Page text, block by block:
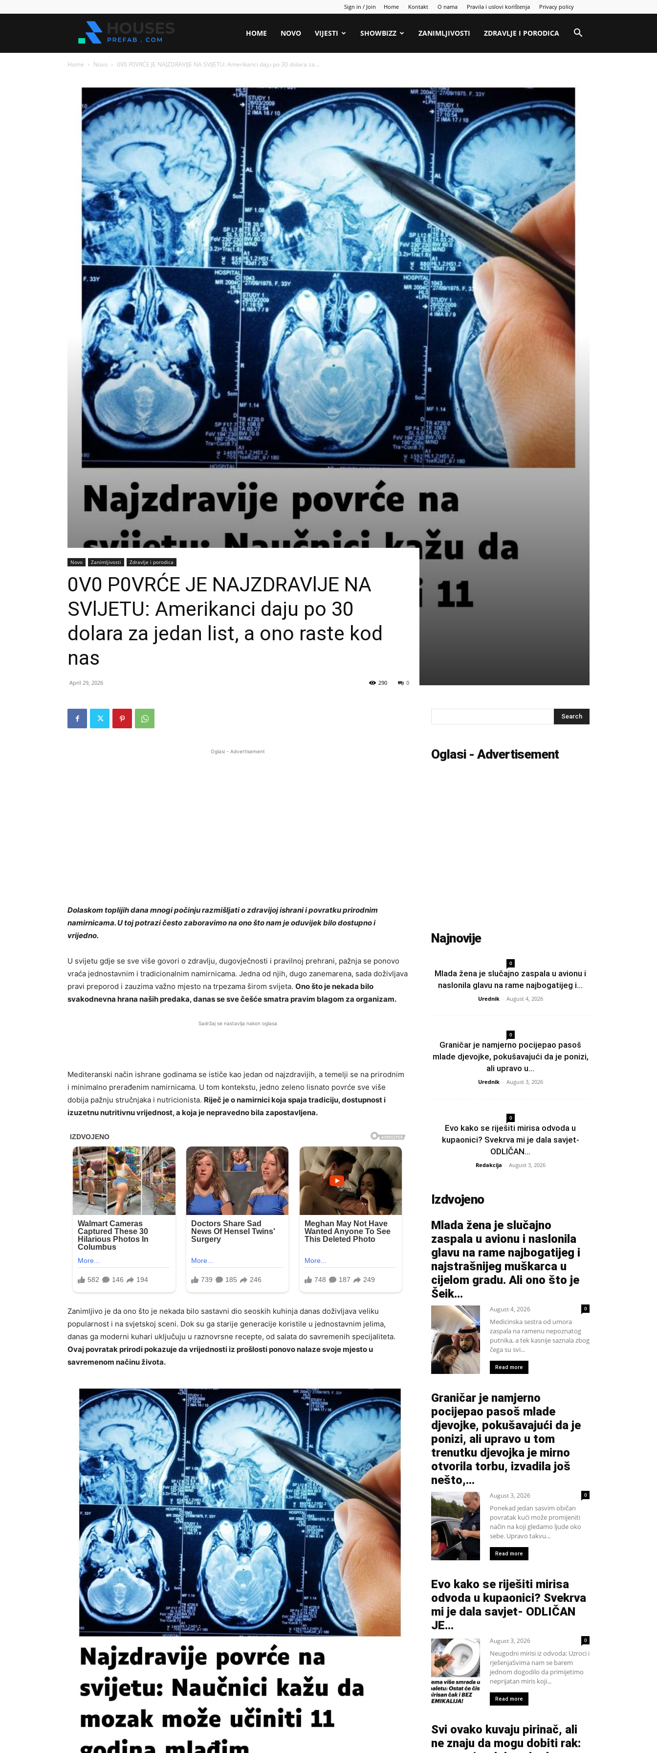
Sign in / Join Home Kontakt O nama Pravila i uslovi korištenja Privacy policy
sve
HOME NOVO VIJESTI SHOWBIZZ ZANIMLJIVOSTI ZDRAVLJE I PORODICA
Home Novo 0V0 P0VRĆE JE NAJZDRAVlJE NA SVlJETU: Amerikanci daju po 30 dolara za...
Novo Zanimljivosti Zdravlje i porodica
0V0 P0VRĆE JE NAJZDRAVlJE NA
SVlJETU: Amerikanci daju po 30
dolara za jedan list, a ono raste kod
nas
April 29, 2026 0
290
Oglasi - Advertisement
Dolaskom toplijih dana mnogi počinju razmišljati o zdravijoj ishrani i povratku prirodnim
namirnicama. U toj potrazi često zaboravimo na ono što nam je oduvijek bilo dostupno i
vrijedno.
U svijetu gdje se sve više govori o zdravlju, dugovječnosti i pravilnoj prehrani, pažnja se ponovo
vraća jednostavnim i tradicionalnim namirnicama. Jedna od njih, dugo zanemarena, sada doživljava
pravi preporod i zauzima važno mjesto na trpezama širom svijeta. Ono što je nekada bilo
svakodnevna hrana naših predaka, danas se sve češće smatra pravim blagom za organizam.
Sadržaj se nastavlja nakon oglasa
Mediteranski način ishrane godinama se ističe kao jedan od najzdravijih, a temelji se na prirodnim
i minimalno prerađenim namirnicama. U tom kontekstu, jedno zeleno lisnato povrće sve više
dobija pažnju stručnjaka i nutricionista. Riječ je o namirnici koja spaja tradiciju, dostupnost i
izuzetnu nutritivnu vrijednost, a koja je nepravedno bila zapostavljena.
Zanimljivo je da ono što je nekada bilo sastavni dio seoskih kuhinja danas doživljava veliku
popularnost i na svjetskoj sceni. Dok su ga starije generacije koristile u jednostavnim jelima,
danas ga moderni kuhari uključuju u raznovrsne recepte, od salata do savremenih specijaliteta.
Ovaj povratak prirodi pokazuje da vrijednosti iz prošlosti ponovo nalaze svoje mjesto u
savremenom načinu života.
Oglasi - Advertisement
Najnovije
0
Mlada žena je slučajno zaspala u avionu i
naslonila glavu na rame najbogatijeg i...
Urednik - August 4, 2026
0
Graničar je namjerno pocijepao pasoš
mlade djevojke, pokušavajući da je ponizi,
ali upravo u...
Urednik - August 3, 2026
0
Evo kako se riješiti mirisa odvoda u
kupaonici? Svekrva mi je dala savjet-
ODLIČAN...
Redakcija - August 3, 2026
Izdvojeno
Mlada žena je slučajno
zaspala u avionu i naslonila
glavu na rame najbogatijeg i
najstrašnijeg muškarca u
cijelom gradu. Ali ono što je
Šeik...
August 4, 2026 0
Medicinska sestra od umora
zaspala na ramenu nepoznatog
putnika, a tek kasnije saznala zbog
čega su svi...
Read more
Graničar je namjerno
pocijepao pasoš mlade
djevojke, pokušavajući da je
ponizi, ali upravo u tom
trenutku djevojka je mirno
otvorila torbu, izvadila još
nešto,...
August 3, 2026 0
Ponekad jedan sasvim običan
povratak kući može promijeniti
način na koji gledamo ljude oko
sebe. Upravo takvu...
Read more
Evo kako se riješiti mirisa
odvoda u kupaonici? Svekrva
mi je dala savjet- ODLIČAN
JE…
August 3, 2026 0
Neugodni mirisi iz odvoda: Uzroci i
rješenjaSvima nam se barem
jednom dogodilo da primijetimo
neprijatan miris koji...
Read more
Svi ovako kuvaju pirinač, ali
ne znaju da mogu dobiti rak: